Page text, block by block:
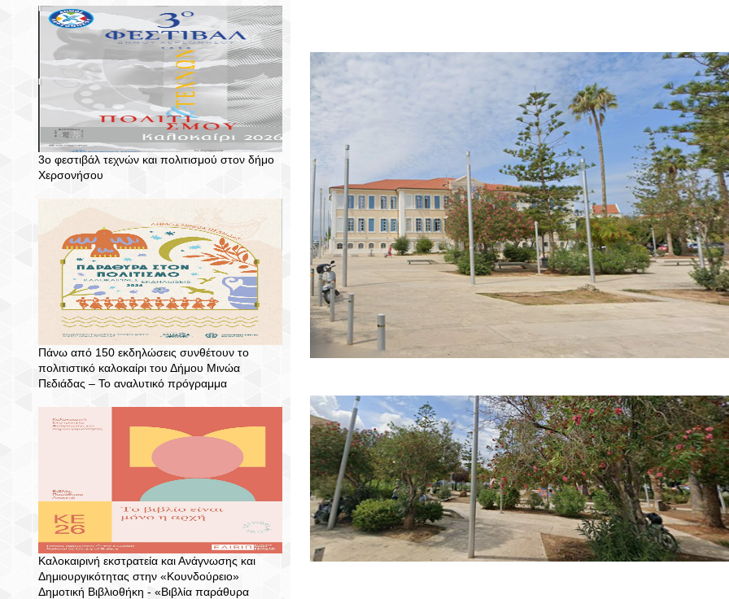
3ο φεστιβάλ τεχνών και πολιτισμού στον δήμο
Χερσονήσου
Πάνω από 150 εκδηλώσεις συνθέτουν το
πολιτιστικό καλοκαίρι του Δήμου Μινώα
Πεδιάδας – To αναλυτικό πρόγραμμα
Καλοκαιρινή εκστρατεία και Ανάγνωσης και
Δημιουργικότητας στην «Κουνδούρειο»
Δημοτική Βιβλιοθήκη - «Βιβλία παράθυρα